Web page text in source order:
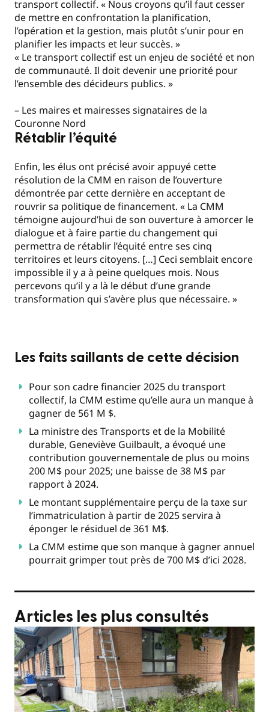
transport collectif. « Nous croyons qu’il faut cesser
de mettre en confrontation la planification,
l’opération et la gestion, mais plutôt s’unir pour en
planifier les impacts et leur succès. »
« Le transport collectif est un enjeu de société et non
de communauté. Il doit devenir une priorité pour
l’ensemble des décideurs publics. »
– Les maires et mairesses signataires de la
Couronne Nord
Rétablir l’équité
Enfin, les élus ont précisé avoir appuyé cette
résolution de la CMM en raison de l’ouverture
démontrée par cette dernière en acceptant de
rouvrir sa politique de financement. « La CMM
témoigne aujourd’hui de son ouverture à amorcer le
dialogue et à faire partie du changement qui
permettra de rétablir l’équité entre ses cinq
territoires et leurs citoyens. […] Ceci semblait encore
impossible il y a à peine quelques mois. Nous
percevons qu’il y a là le début d’une grande
transformation qui s’avère plus que nécessaire. »
Les faits saillants de cette décision
Pour son cadre financier 2025 du transport
collectif, la CMM estime qu’elle aura un manque à
gagner de 561 M $.
La ministre des Transports et de la Mobilité
durable, Geneviève Guilbault, a évoqué une
contribution gouvernementale de plus ou moins
200 M$ pour 2025; une baisse de 38 M$ par
rapport à 2024.
Le montant supplémentaire perçu de la taxe sur
l’immatriculation à partir de 2025 servira à
éponger le résiduel de 361 M$.
La CMM estime que son manque à gagner annuel
pourrait grimper tout près de 700 M$ d’ici 2028.
Articles les plus consultés